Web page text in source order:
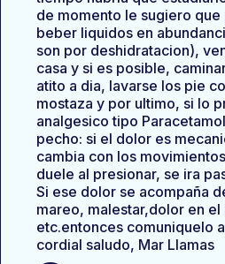
de momento le sugiero que
beber liquidos en
son por deshidratacion),
casa y si es posible,
atito a dia, lavarse los pie
mostaza y por ultimo, si lo
analgesico tipo
pecho: si el dolor es
cambia con los
duele al presionar, se ira
Si ese dolor se acompaña
mareo, malestar,dolor en
etc.entonces comuniquelo
cordial saludo, Mar Llamas